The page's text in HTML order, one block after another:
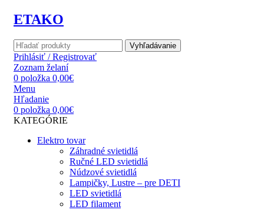
ETAKO
Vyhľadávanie
Prihlásiť / Registrovať
Zoznam želaní
0 položka 0,00€
Menu
Hľadanie
0 položka 0,00€
KATEGÓRIE
Elektro tovar
Záhradné svietidlá
Ručné LED svietidlá
Núdzové svietidlá
Lampičky, Lustre – pre DETI
LED svietidlá
LED filament